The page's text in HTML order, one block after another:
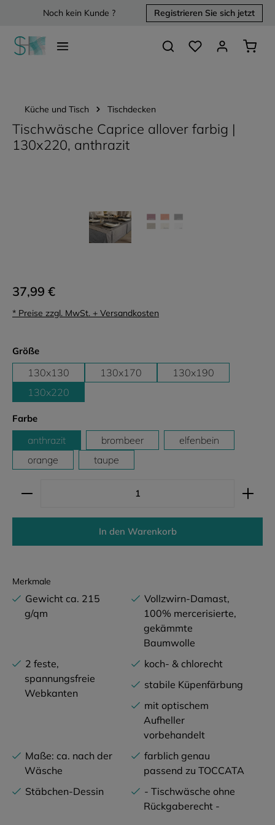
springenNoch kein Kunde ? Registrieren Sie sich jetzt
Du hast 0 Produkte
Küche und Tisch Tischdecken
Tischwäsche Caprice allover farbig |
130x220, anthrazit
37,99 €
* Preise zzgl. MwSt. + Versandkosten
Größeauswählen
130x130 130x170
130x190
130x220
Farbeauswählen
anthrazit brombeer
elfenbein
orange
taupe
Produkt Anzahl: Gib den gewünschten Wert ein
In den Warenkorb
Merkmale
Gewicht ca. 215
g/qm
Vollzwirn-Damast,
100% mercerisierte,
gekämmte
Baumwolle
2 feste,
spannungsfreie
Webkanten
koch- & chlorecht
stabile Küpenfärbung
mit optischem
Aufheller
vorbehandelt
Maße: ca. nach der
Wäsche
farblich genau
passend zu TOCCATA
Stäbchen-Dessin
- Tischwäsche ohne
Rückgaberecht -